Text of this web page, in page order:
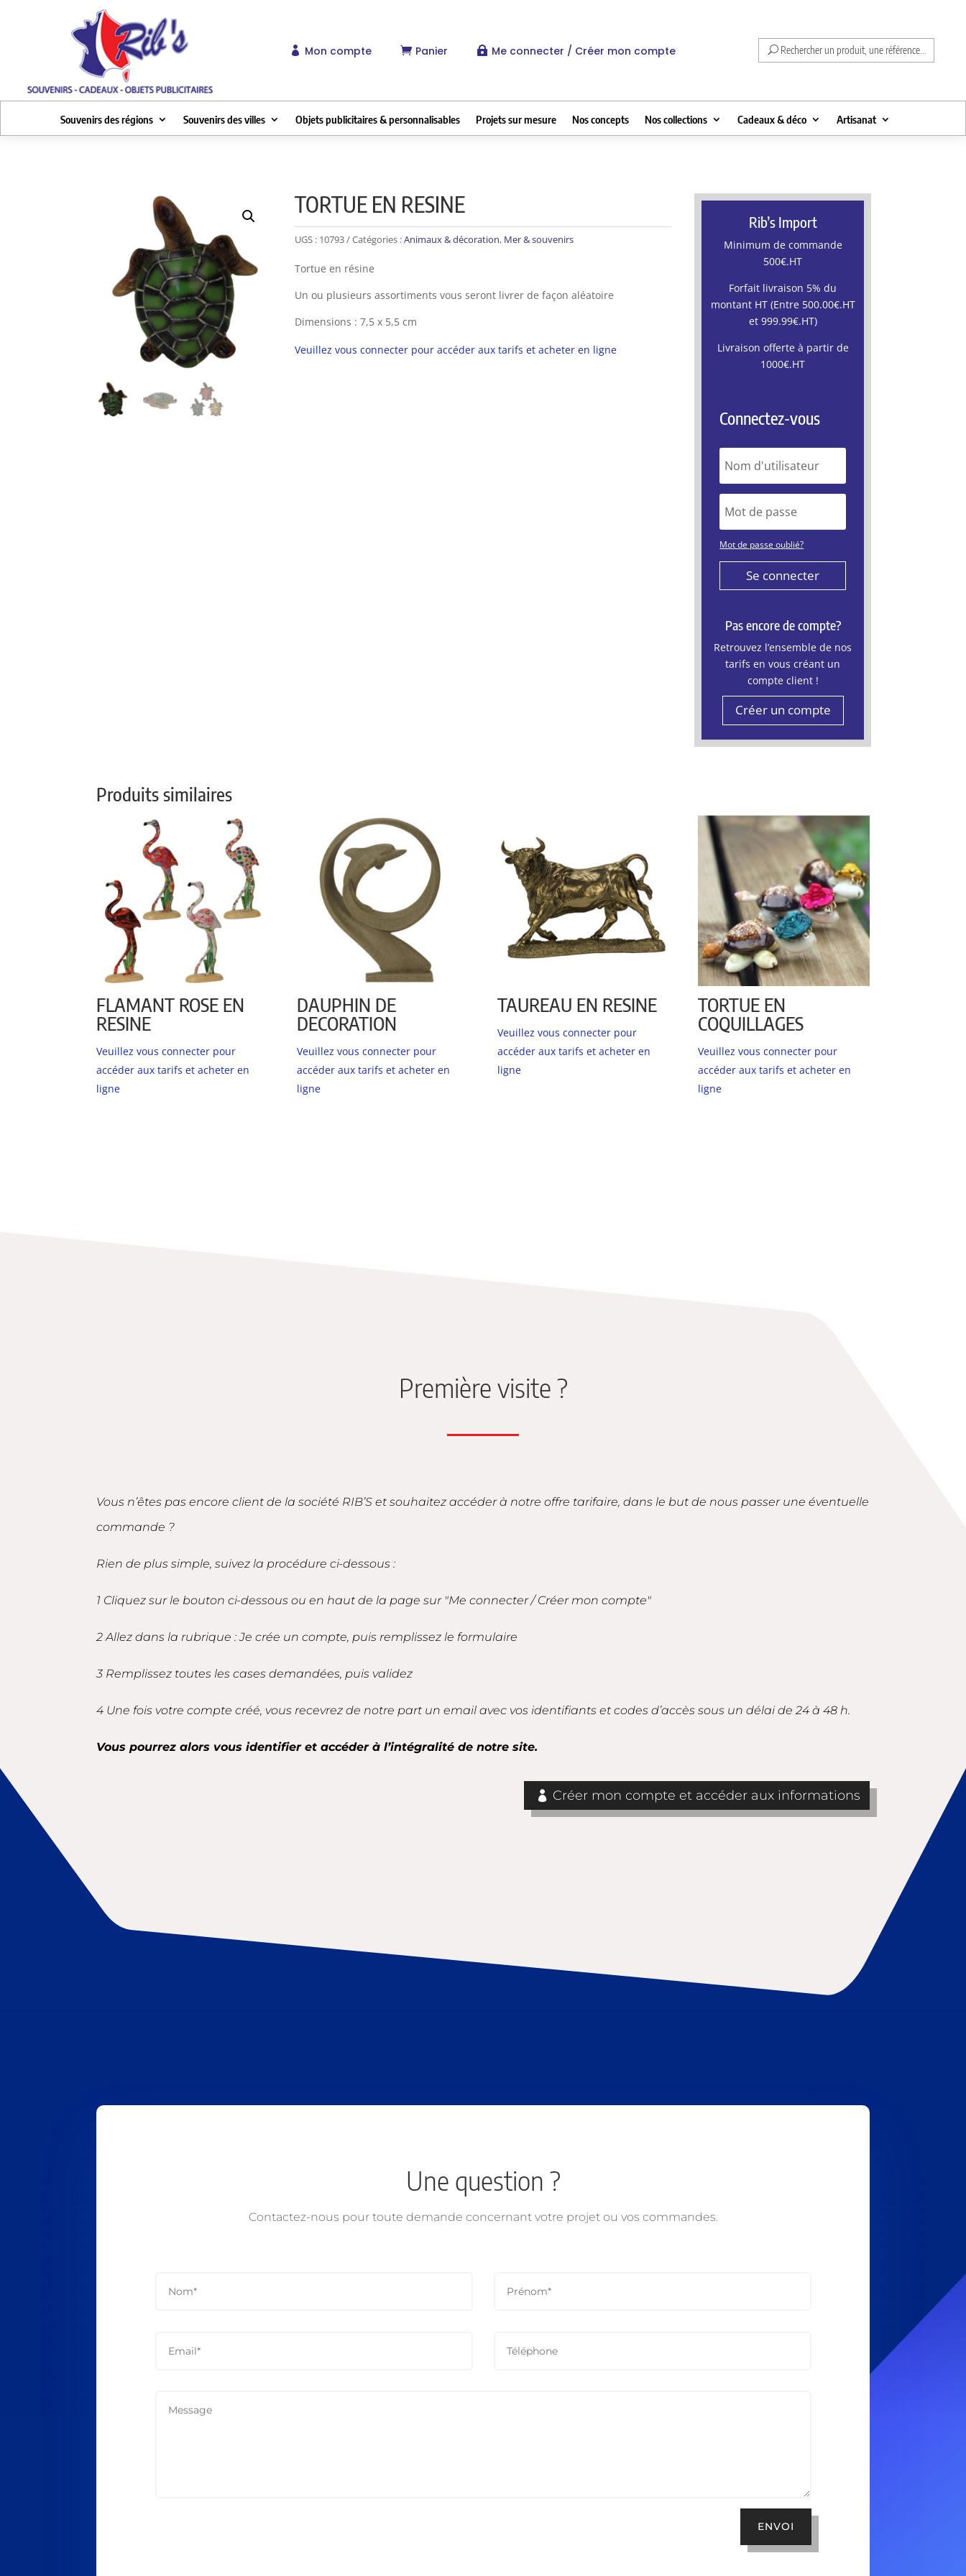
 Mon compte  Panier  Me connecter / Créer mon compte Rechercher un produit, une référence...
Souvenirs des régions Souvenirs des villes Objets publicitaires & personnalisables Projets sur mesure Nos concepts Nos collections Cadeaux & déco Artisanat
TORTUE EN RESINE
UGS : 10793 Catégories :Animaux & décoration, Mer & souvenirs
Tortue en résine
Un ou plusieurs assortiments vous seront livrer de façon aléatoire
Dimensions : 7,5 x 5,5 cm
Veuillez vous connecter pour accéder aux tarifs et acheter en ligne
Rib’s Import
Minimum de commande
500€.HT
Forfait livraison 5% du
montant HT (Entre 500.00€.HT
et 999.99€.HT)
Livraison offerte à partir de
1000€.HT
Connectez-vous
Mot de passe oublié?
Se connecter
Pas encore de compte?
Retrouvez l’ensemble de nos
tarifs en vous créant un
compte client !
Créer un compte
Produits similaires
FLAMANT ROSE EN
RESINE
Veuillez vous connecter pour
accéder aux tarifs et acheter en
ligne
DAUPHIN DE
DECORATION
Veuillez vous connecter pour
accéder aux tarifs et acheter en
ligne
TAUREAU EN RESINE
Veuillez vous connecter pour
accéder aux tarifs et acheter en
ligne
TORTUE EN
COQUILLAGES
Veuillez vous connecter pour
accéder aux tarifs et acheter en
ligne
Première visite ?
Vous n’êtes pas encore client de la société RIB’S et souhaitez accéder à notre offre tarifaire, dans le but de nous passer une éventuelle
commande ?
Rien de plus simple, suivez la procédure ci-dessous :
1 Cliquez sur le bouton ci-dessous ou en haut de la page sur "Me connecter / Créer mon compte"
2 Allez dans la rubrique : Je crée un compte, puis remplissez le formulaire
3 Remplissez toutes les cases demandées, puis validez
4 Une fois votre compte créé, vous recevrez de notre part un email avec vos identifiants et codes d’accès sous un délai de 24 à 48 h.
Vous pourrez alors vous identifier et accéder à l’intégralité de notre site.
Créer mon compte et accéder aux informations
Une question ?
Contactez-nous pour toute demande concernant votre projet ou vos commandes.
ENVOI